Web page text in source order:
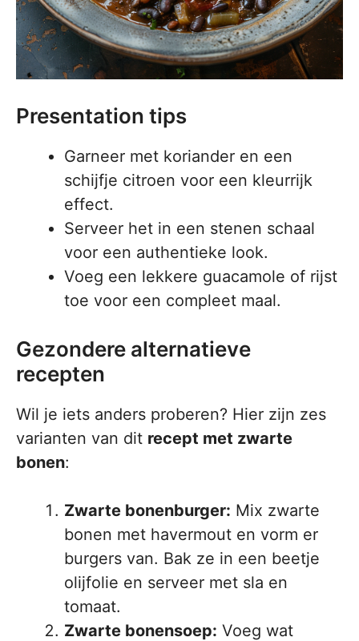
Presentation tips
Garneer met koriander en een
schijfje citroen voor een kleurrijk
effect.
Serveer het in een stenen schaal
voor een authentieke look.
Voeg een lekkere guacamole of rijst
toe voor een compleet maal.
Gezondere alternatieve
recepten
Wil je iets anders proberen? Hier zijn zes
varianten van dit recept met zwarte
bonen:
Zwarte bonenburger: Mix zwarte
bonen met havermout en vorm er
burgers van. Bak ze in een beetje
olijfolie en serveer met sla en
tomaat.
Zwarte bonensoep: Voeg wat